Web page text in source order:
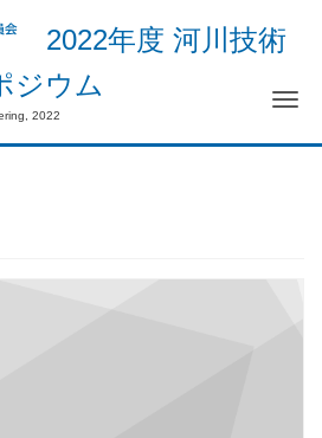
2022年度 河川技術
ジウム
2022